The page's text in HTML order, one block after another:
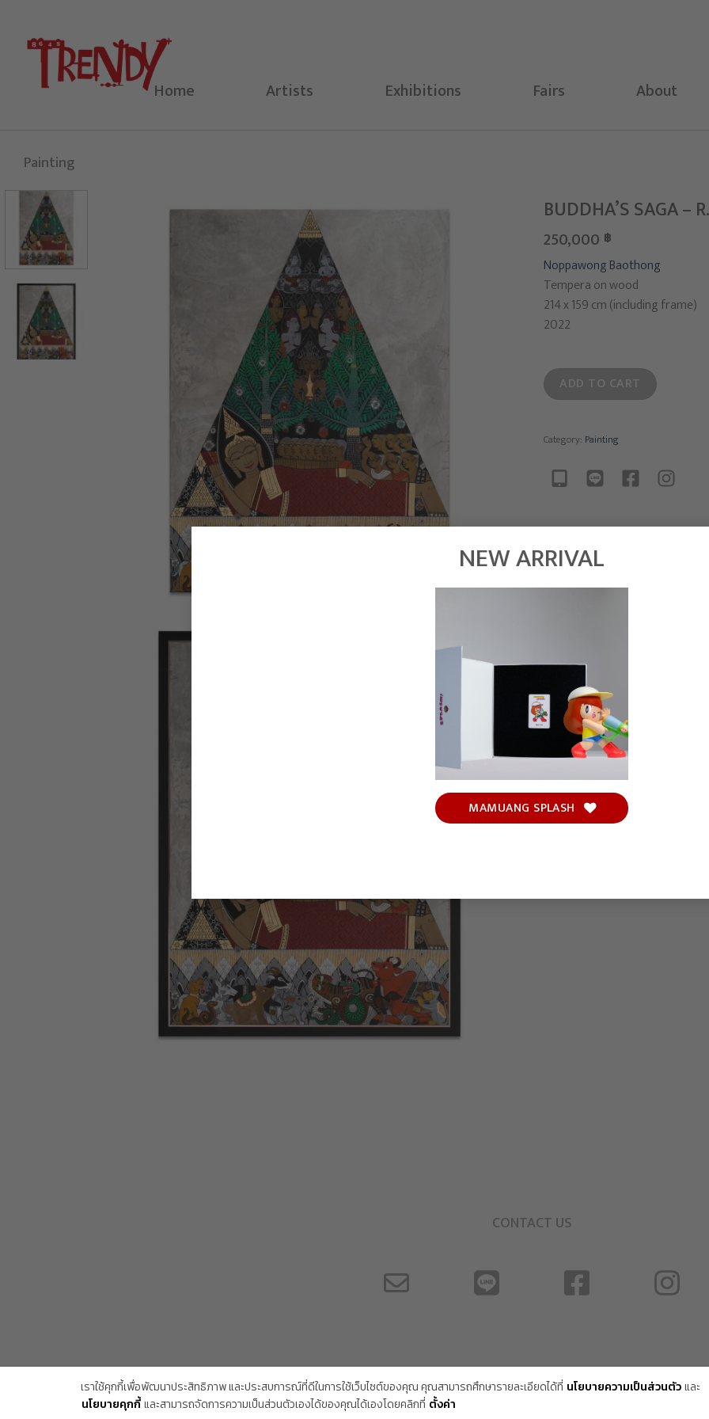
NEW ARRIVAL
MAMUANG SPLASH
content
Home Artists Exhibitions Fairs About
Painting
BUDDHA’S SAGA –
250,000 ฿
Noppawong Baothong
Tempera on wood
214 x 159 cm (including frame)
2022
ADD TO CART
Category: Painting
CONTACT US
Copyright Trendy Gallery © 2026. All rights reserved.
เราใช้คุกกี้เพื่อพัฒนาประสิทธิภาพ และประสบการณ์ที่ดีในการใช้เว็บไซต์ของคุณ คุณสามารถศึกษารายละเอียดได้ที่ นโยบายความเป็นส่วนตัวและ
นโยบายคุกกี้และสามารถจัดการความเป็นส่วนตัวเองได้ของคุณได้เองโดยคลิกที่ ตั้งค่า